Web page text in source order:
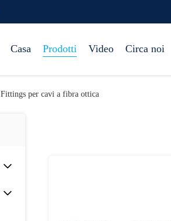
Casa Prodotti Video Circa noi
Fittings per cavi a fibra ottica